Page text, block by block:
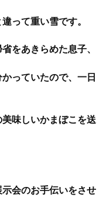
って重い雪です。
をあきらめた息子、
っていたので、一日
味しいかまぼこを送
会のお手伝いをさせ